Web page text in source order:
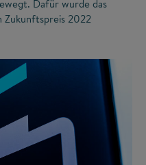
Dafür wurde das
Zukunftspreis 2022